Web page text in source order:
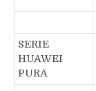
SERIE
HUAWEI
PURA